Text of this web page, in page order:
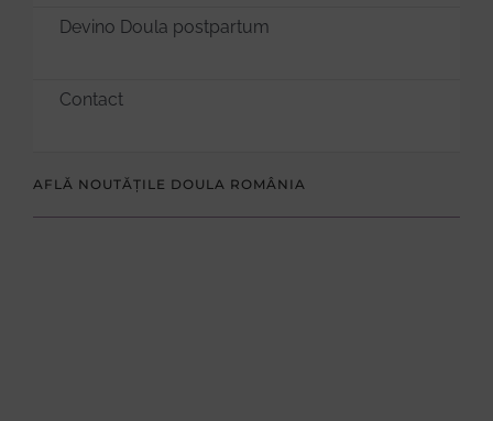
Devino Doula postpartum
Contact
AFLĂ NOUTĂȚILE DOULA ROMÂNIA